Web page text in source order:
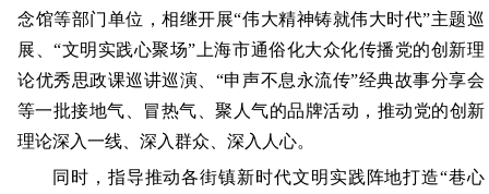
念馆等部门单位，相继开展“伟大精神铸就伟大时代”主题巡
展、“文明实践心聚场”上海市通俗化大众化传播党的创新理
论优秀思政课巡讲巡演、“申声不息永流传”经典故事分享会
等一批接地气、冒热气、聚人气的品牌活动，推动党的创新
理论深入一线、深入群众、深入人心。
同时，指导推动各街镇新时代文明实践阵地打造“巷心